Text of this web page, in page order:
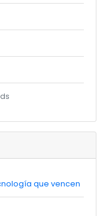
que vencen